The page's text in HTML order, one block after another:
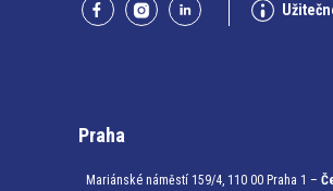
Praha
Mariánské náměstí 159/4, 110 00 Praha 1 –